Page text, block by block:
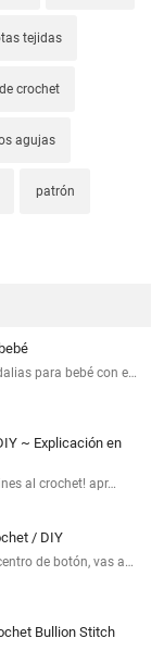
tejidas
crochet
agujas
patrón
para bebé con e…
~ Explicación en
al crochet! apr…
/ DIY
de botón, vas a…
Bullion Stitch